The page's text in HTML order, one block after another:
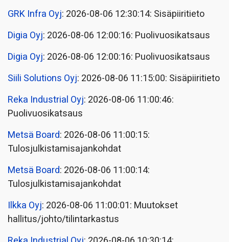
GRK Infra Oyj: 2026-08-06 12:30:14: Sisäpiiritieto
Digia Oyj: 2026-08-06 12:00:16: Puolivuosikatsaus
Digia Oyj: 2026-08-06 12:00:16: Puolivuosikatsaus
Siili Solutions Oyj: 2026-08-06 11:15:00: Sisäpiiritieto
Reka Industrial Oyj: 2026-08-06 11:00:46:
Puolivuosikatsaus
Metsä Board: 2026-08-06 11:00:15:
Tulosjulkistamisajankohdat
Metsä Board: 2026-08-06 11:00:14:
Tulosjulkistamisajankohdat
Ilkka Oyj: 2026-08-06 11:00:01: Muutokset
hallitus/johto/tilintarkastus